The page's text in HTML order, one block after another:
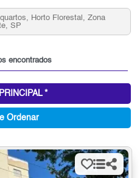
Florestal, Zona
encontrados
*
Ordenar